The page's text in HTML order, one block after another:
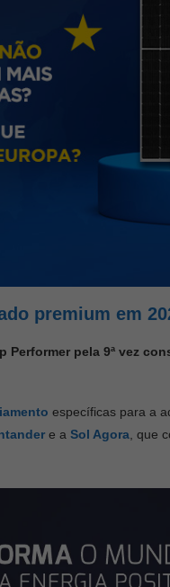
premium em
Performer pela 9ª vez
específicas para a
e a Sol Agora , que